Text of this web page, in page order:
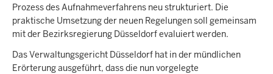
Prozess des Aufnahmeverfahrens neu strukturiert. Die
praktische Umsetzung der neuen Regelungen soll gemeinsam
mit der Bezirksregierung Düsseldorf evaluiert werden.
Das Verwaltungsgericht Düsseldorf hat in der mündlichen
Erörterung ausgeführt, dass die nun vorgelegte